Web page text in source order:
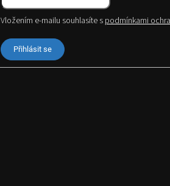
Vložením e-mailu souhlasíte spodmínkami
Přihlásit se